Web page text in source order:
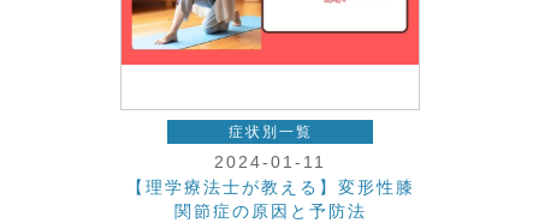
症状別一覧
2024-01-11
【理学療法士が教える】変形性膝
関節症の原因と予防法